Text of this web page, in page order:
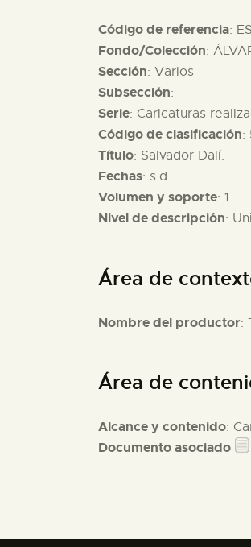
Código de referencia:
Fondo/Colección:
Sección: Varios
Subsección:
Serie: Caricaturas
Código de clasificación:
Título: Salvador Dalí.
Fechas: s.d.
Volumen y soporte: 1
Nivel de descripción:
Área de
Nombre del productor:
Área de
Alcance y contenido:
Documento asociado